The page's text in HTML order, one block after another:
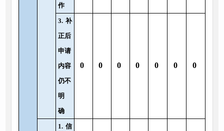
作
3. 补
正后
申请
内容
仍不
明
确
0 0 0 0 0 0 0
1. 信